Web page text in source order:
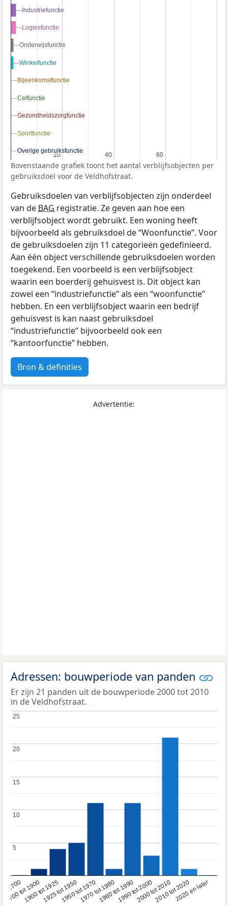
20
20 40
40 60
60
Industriefunctie
Industriefunctie
Logiesfunctie
Logiesfunctie
Onderwijsfunctie
Onderwijsfunctie
Winkelfunctie
Winkelfunctie
Bijeenkomstfunctie
Bijeenkomstfunctie
Celfunctie
Celfunctie
Gezondheidszorgfunctie
Gezondheidszorgfunctie
Sportfunctie
Sportfunctie
Overige gebruiksfunctie
Overige gebruiksfunctie
Bovenstaande grafiek toont het aantal verblijfsobjecten per
gebruiksdoel voor de Veldhofstraat.
Gebruiksdoelen van verblijfsobjecten zijn onderdeel
van de BAG registratie. Ze geven aan hoe een
verblijfsobject wordt gebruikt. Een woning heeft
bijvoorbeeld als gebruiksdoel de “Woonfunctie”. Voor
de gebruiksdoelen zijn 11 categorieën gedefinieerd.
Aan één object verschillende gebruiksdoelen worden
toegekend. Een voorbeeld is een verblijfsobject
waarin een boerderij gehuisvest is. Dit object kan
zowel een “industriefunctie” als een “woonfunctie”
hebben. En een verblijfsobject waarin een bedrijf
gehuisvest is kan naast gebruiksdoel
“industriefunctie” bijvoorbeeld ook een
“kantoorfunctie” hebben.
Bron & definities
Advertentie:
Adressen: bouwperiode van panden
Er zijn 21 panden uit de bouwperiode 2000 tot 2010
in de Veldhofstraat.
1700
1700 tot 1900
1900 tot 19251925 tot 19501950 tot 19701970 tot 19801980 tot 19901990 tot 20002000 tot 20102010 tot 20202020 en later
5
5
10
10
15
15
20
20
25
25